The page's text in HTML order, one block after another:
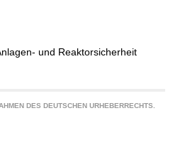
und Reaktorsicherheit
DES DEUTSCHEN URHEBERRECHTS.